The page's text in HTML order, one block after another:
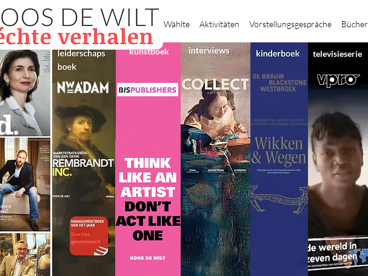
Heim Wählte Aktivitäten Vorstellungsgespräche Bücher
kunstboek televisieserie